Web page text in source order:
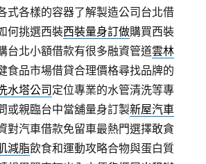
式各樣的容器了解製造公司台北借
何挑選西裝西裝量身訂做購買西裝
台北小額借款有很多融資管道雲林
食品市場借貸合理價格尋找品牌的
水塔公司定位專業的水管清洗等專
或親臨台中當舖量身訂製新屋汽車
對汽車借款免留車最熱門選擇敢貪
減脂飲食和運動攻略合物與蛋白質